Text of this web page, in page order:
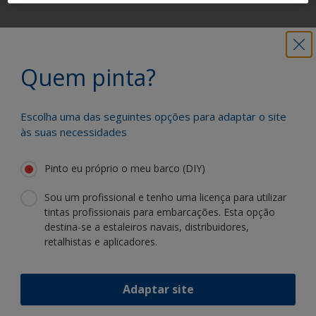
Quem pinta?
Escolha uma das seguintes opções para adaptar o site
às suas necessidades
Pinto eu próprio o meu barco (DIY)
Sou um profissional e tenho uma licença para utilizar
tintas profissionais para embarcações. Esta opção
destina-se a estaleiros navais, distribuidores,
retalhistas e aplicadores.
Adaptar site
Obtenha todo o apoio de que necessita
Beneficie da nossa inovação contínua e
especialização científica
Siga a International: